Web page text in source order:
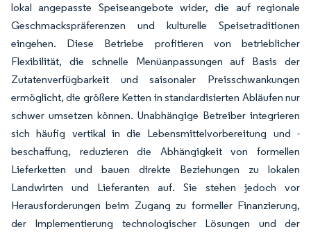
lokal angepasste Speiseangebote wider, die auf regionale
Geschmackspräferenzen und kulturelle Speisetraditionen
eingehen. Diese Betriebe profitieren von betrieblicher
Flexibilität, die schnelle Menüanpassungen auf Basis der
Zutatenverfügbarkeit und saisonaler Preisschwankungen
ermöglicht, die größere Ketten in standardisierten Abläufen nur
schwer umsetzen können. Unabhängige Betreiber integrieren
sich häufig vertikal in die Lebensmittelvorbereitung und -
beschaffung, reduzieren die Abhängigkeit von formellen
Lieferketten und bauen direkte Beziehungen zu lokalen
Landwirten und Lieferanten auf. Sie stehen jedoch vor
Herausforderungen beim Zugang zu formeller Finanzierung,
der Implementierung technologischer Lösungen und der